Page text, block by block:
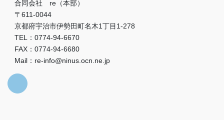
合同会社 re（本部）
〒611-0044
京都府宇治市伊勢田町名木1丁目1-278
TEL：0774-94-6670
FAX：0774-94-6680
Mail：re-info@ninus.ocn.ne.jp